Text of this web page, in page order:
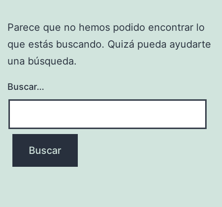
Parece que no hemos podido encontrar lo
que estás buscando. Quizá pueda ayudarte
una búsqueda.
Buscar...